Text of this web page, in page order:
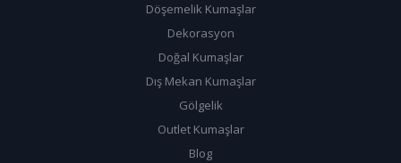
Döşemelik Kumaşlar
Dekorasyon
Doğal Kumaşlar
Dış Mekan Kumaşlar
Gölgelik
Outlet Kumaşlar
Blog